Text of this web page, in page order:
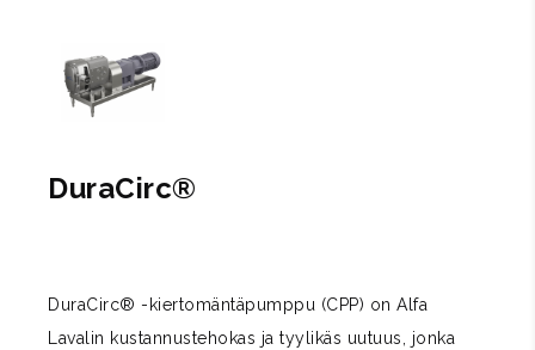
DuraCirc®
DuraCirc® -kiertomäntäpumppu (CPP) on Alfa
Lavalin kustannustehokas ja tyylikäs uutuus, jonka